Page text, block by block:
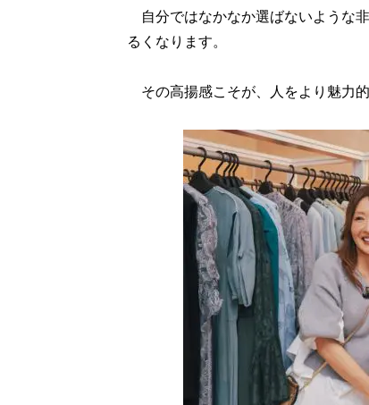
自分ではなかなか選ばないような
るくなります。
その高揚感こそが、人をより魅力